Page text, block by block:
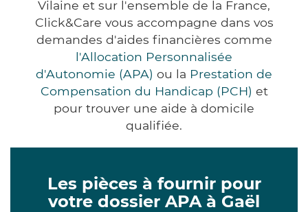
Vilaine et sur l'ensemble de la France,
Click&Care vous accompagne dans vos
demandes d'aides financières comme
l'Allocation Personnalisée
d'Autonomie (APA) ou la Prestation de
Compensation du Handicap (PCH) et
pour trouver une aide à domicile
qualifiée.
Les pièces à fournir pour
votre dossier APA à Gaël